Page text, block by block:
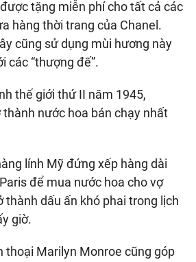
tặng miễn phí cho tất cả các
hàng thời trang của Chanel.
cũng sử dụng mùi hương này
các “thượng đế”.
thế giới thứ II năm 1945,
thành nước hoa bán chạy nhất
lính Mỹ đứng xếp hàng dài
để mua nước hoa cho vợ
thành dấu ấn khó phai trong lịch
giờ.
thoại Marilyn Monroe cũng góp